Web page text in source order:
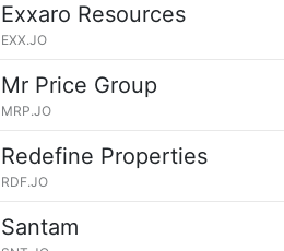
Exxaro Resources
EXX.JO
Mr Price Group
MRP.JO
Redefine Properties
RDF.JO
Santam